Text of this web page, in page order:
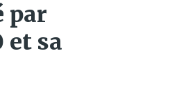
par
et sa